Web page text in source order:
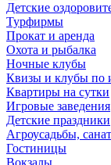
Детские
Турфирмы
Прокат и аренда
Охота и рыбалка
Ночные клубы
Квизы и клубы по
Квартиры на сутки
Игровые заведения
Детские праздники
Агроусадьбы,
Гостиницы
Вокзалы